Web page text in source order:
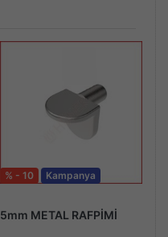
% - 10 Kampanya
5mm METAL RAFPİMİ